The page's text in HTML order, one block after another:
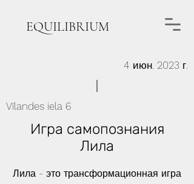
EQUILIBRIUM
4 июн. 2023 г.
Vīlandes iela 6
Игра самопознания
Лила
Лила - это трансформационная игра